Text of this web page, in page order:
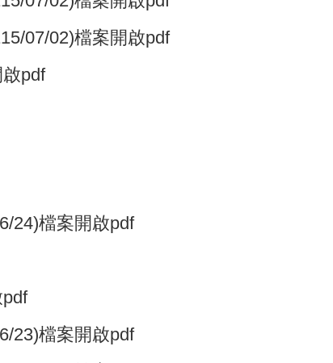
07/02)檔案開啟pdf
pdf
24)檔案開啟pdf
23)檔案開啟pdf